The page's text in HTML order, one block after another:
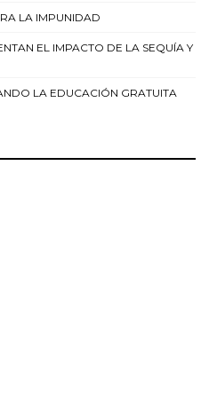
LA IMPUNIDAD
EL IMPACTO DE LA SEQUÍA Y
LA EDUCACIÓN GRATUITA